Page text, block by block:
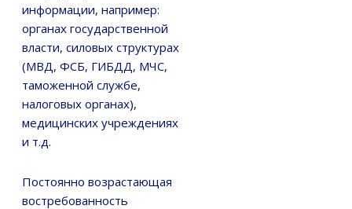
информации, например:
органах государственной
власти, силовых структурах
(МВД, ФСБ, ГИБДД, МЧС,
таможенной службе,
налоговых органах),
медицинских учреждениях
и т.д.
Постоянно возрастающая
востребованность